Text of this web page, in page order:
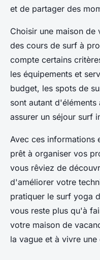
et de partager des
Choisir une maison
des cours de surf à
compte certains
les équipements et
budget, les spots de
sont autant
assurer un séjour surf
Avec ces informations
prêt à organiser vos
vous rêviez de
d'améliorer votre
pratiquer le surf yoga
vous reste plus qu'à
votre maison de
la vague et à vivre